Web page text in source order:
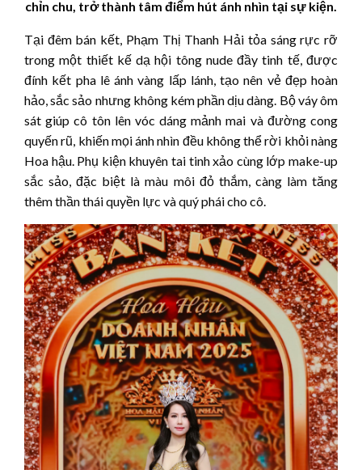
chỉn chu, trở thành tâm điểm hút ánh nhìn tại sự kiện.
Tại đêm bán kết, Phạm Thị Thanh Hải tỏa sáng rực rỡ
trong một thiết kế dạ hội tông nude đầy tinh tế, được
đính kết pha lê ánh vàng lấp lánh, tạo nên vẻ đẹp hoàn
hảo, sắc sảo nhưng không kém phần dịu dàng. Bộ váy ôm
sát giúp cô tôn lên vóc dáng mảnh mai và đường cong
quyến rũ, khiến mọi ánh nhìn đều không thể rời khỏi nàng
Hoa hậu. Phụ kiện khuyên tai tinh xảo cùng lớp make-up
sắc sảo, đặc biệt là màu môi đỏ thắm, càng làm tăng
thêm thần thái quyền lực và quý phái cho cô.